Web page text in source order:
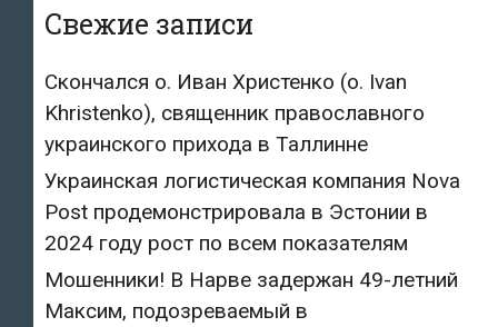
Свежие записи
Скончался о. Иван Христенко (о. Ivan
Khristenko), священник православного
украинского прихода в Таллинне
Украинская логистическая компания Nova
Post продемонстрировала в Эстонии в
2024 году рост по всем показателям
Мошенники! В Нарве задержан 49-летний
Максим, подозреваемый в